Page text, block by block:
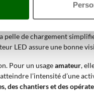
facilitent les
élevée et le
et le châssis surélevé
pelle de chargement
LED assure une bonne
Pour un usageamateur,
l’intensité d’une
des chantiers et des